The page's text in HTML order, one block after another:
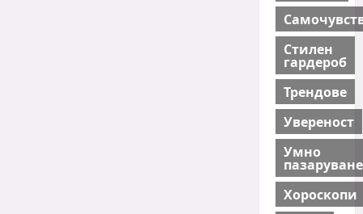
Стилен
гардероб
Трендове
Увереност
Умно
пазаруване
Хороскопи